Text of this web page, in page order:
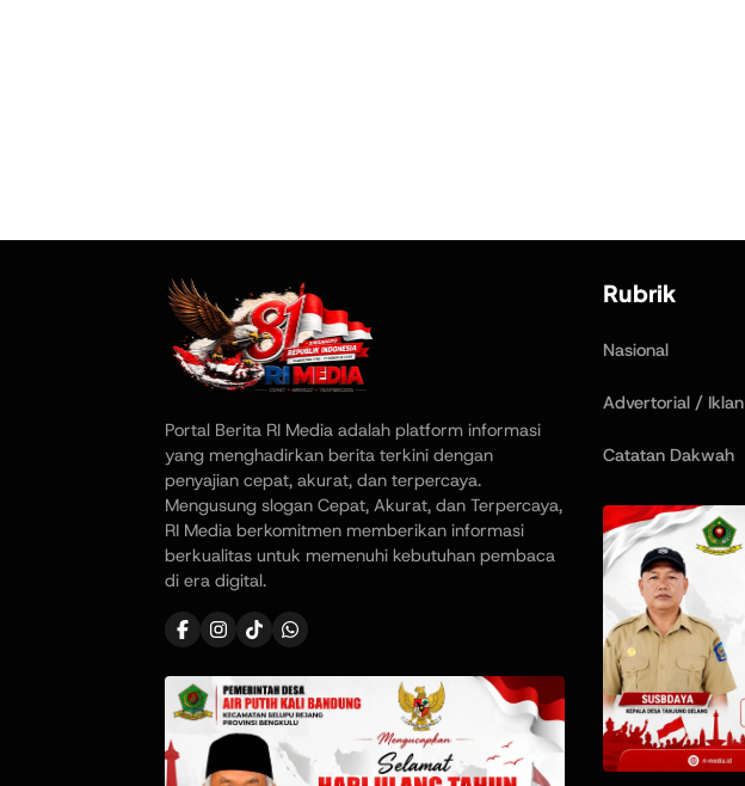
Portal Berita RI Media adalah platform informasi
yang menghadirkan berita terkini dengan
penyajian cepat, akurat, dan terpercaya.
Mengusung slogan Cepat, Akurat, dan Terpercaya,
RI Media berkomitmen memberikan informasi
berkualitas untuk memenuhi kebutuhan pembaca
di era digital.
Rubrik
Nasional
Advertorial / Iklan
Catatan Dakwah